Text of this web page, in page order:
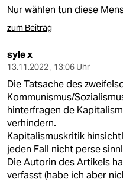
Nur wählen tun diese
zum Beitrag
syle x
13.11.2022 , 13:06 Uhr
Die Tatsache des
Kommunismus/
hinterfragen de
verhindern.
Kapitalismuskritik
jeden Fall nicht perse
Die Autorin des Artikels
verfasst (habe ich aber